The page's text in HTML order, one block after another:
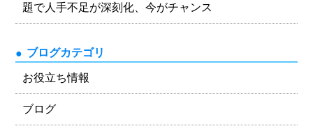
題で人手不足が深刻化、今がチャンス
ブログカテゴリ
お役立ち情報
ブログ